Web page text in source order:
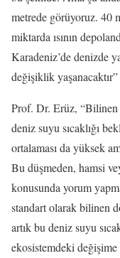
metrede görüyoruz. 40
miktarda ısının
Karadeniz’de denizde
değişiklik
Prof. Dr. Erüz,
deniz suyu sıcaklığı
ortalaması da yüksek
Bu düşmeden, hamsi
konusunda yorum
standart olarak bilinen
artık bu deniz suyu
ekosistemdeki